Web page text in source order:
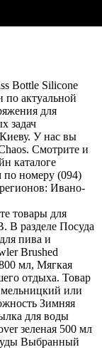
Bottle Silicone
по актуальной
для
задач
У нас вы
Смотрите и
каталоге
по номеру (094)
Ивано-
товары для
В разделе Посуда
пива и
Brushed
мл, Мягкая
отдыха. Товар
или
Зимняя
для воды
зеленая 500 мл
Выбранный